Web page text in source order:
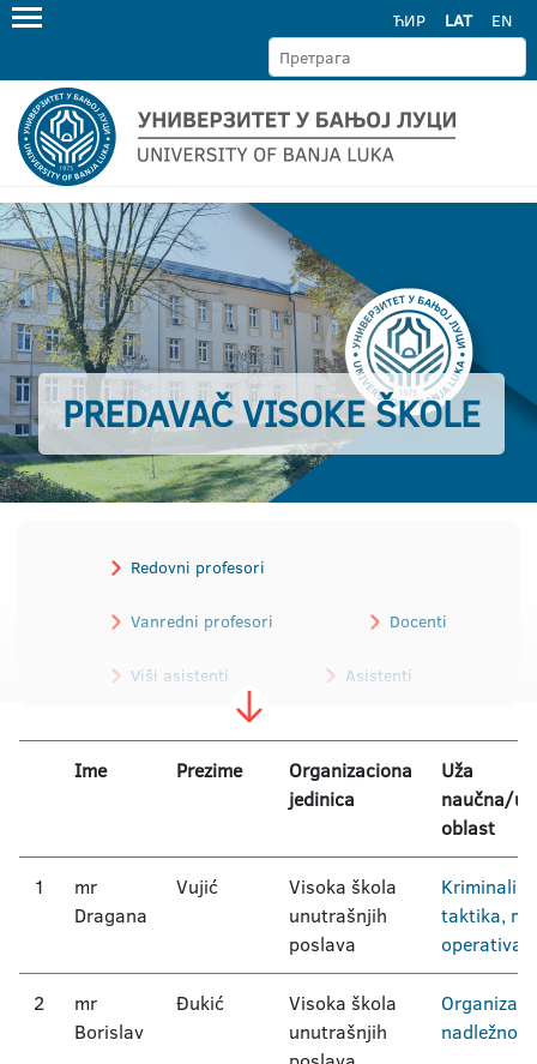
ЋИР LAT EN
PREDAVAČ VISOKE ŠKOLE
Redovni profesori
Vanredni profesori Docenti
Viši asistenti Asistenti
Predavač visoke škole
Nastavnik stranog jezika
Ime Prezime
Organizaciona
jedinica
Uža
naučna/
oblast
1
mr
Dragana
Vujić
Visoka škola
unutrašnjih
poslava
taktika,
operativa
2
mr
Borislav
Đukić
Visoka škola
unutrašnjih